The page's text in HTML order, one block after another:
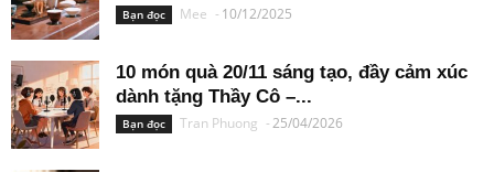
Bạn đọc Mee - 10/12/2025
10 món quà 20/11 sáng tạo, đầy cảm xúc
dành tặng Thầy Cô –...
Bạn đọc Tran Phuong -25/04/2026